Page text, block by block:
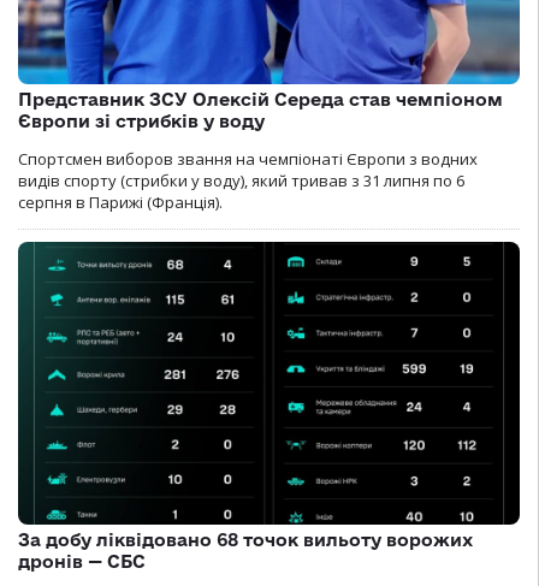
Представник ЗСУ Олексій Середа став чемпіоном
Європи зі стрибків у воду
Спортсмен виборов звання на чемпіонаті Європи з водних
видів спорту (стрибки у воду), який тривав з 31 липня по 6
серпня в Парижі (Франція).
За добу ліквідовано 68 точок вильоту ворожих
дронів — СБС